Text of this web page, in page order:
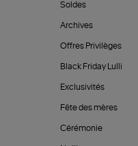
Soldes
Archives
Offres Privilèges
Black Friday Lulli
Exclusivités
Fête des mères
Cérémonie